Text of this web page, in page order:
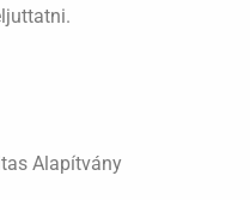
Alapítvány